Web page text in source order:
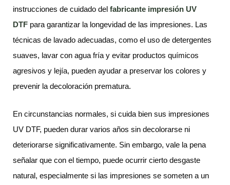
instrucciones de cuidado del fabricante impresión UV
DTF para garantizar la longevidad de las impresiones. Las
técnicas de lavado adecuadas, como el uso de detergentes
suaves, lavar con agua fría y evitar productos químicos
agresivos y lejía, pueden ayudar a preservar los colores y
prevenir la decoloración prematura.
En circunstancias normales, si cuida bien sus impresiones
UV DTF, pueden durar varios años sin decolorarse ni
deteriorarse significativamente. Sin embargo, vale la pena
señalar que con el tiempo, puede ocurrir cierto desgaste
natural, especialmente si las impresiones se someten a un